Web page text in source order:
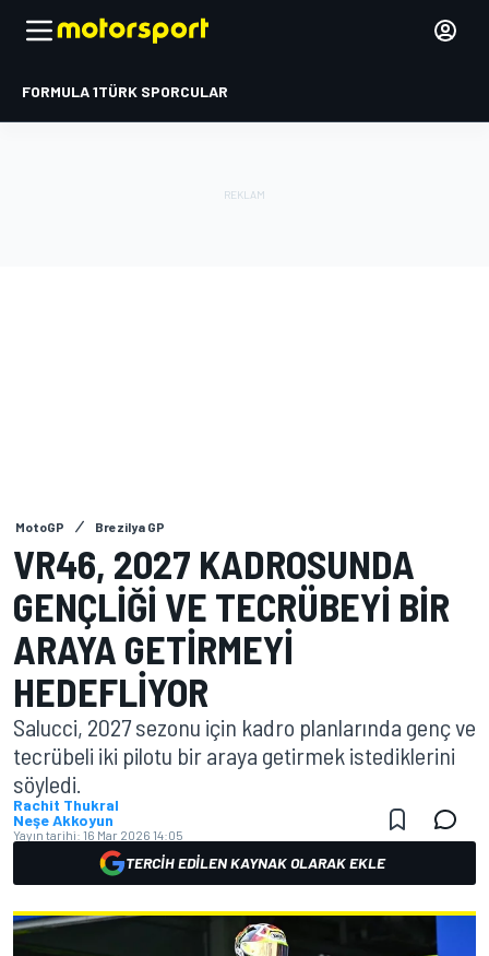
FORMULA 1TÜRK SPORCULAR
MotoGP Brezilya GP
VR46, 2027 KADROSUNDA
GENÇLIĞI VE TECRÜBEYI BIR
ARAYA GETIRMEYI
HEDEFLIYOR
Salucci, 2027 sezonu için kadro planlarında genç ve
tecrübeli iki pilotu bir araya getirmek istediklerini
söyledi.
Rachit Thukral
Neşe Akkoyun
Yayın tarihi: 16 Mar 2026 14:05
TERCIH EDILEN KAYNAK OLARAK EKLE